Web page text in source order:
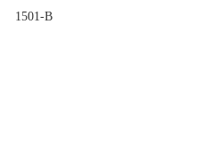
1501-B